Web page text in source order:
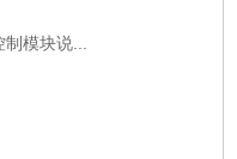
制模块说...